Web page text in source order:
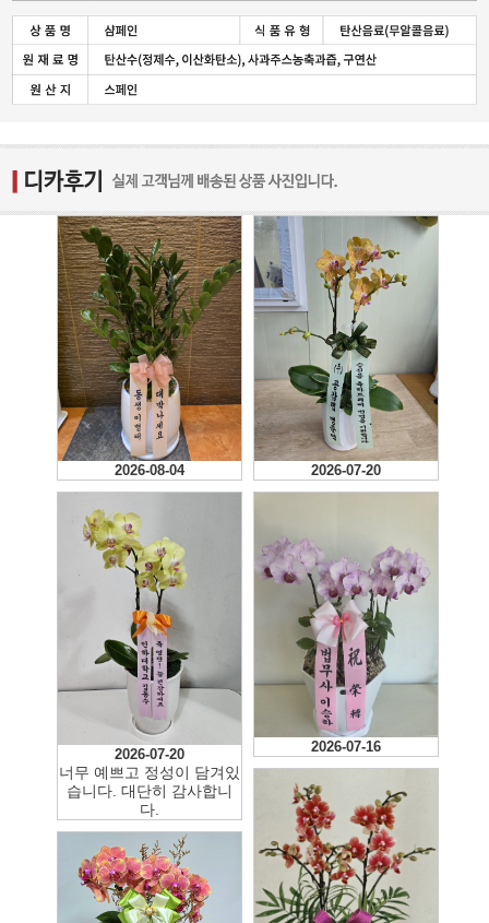
2026-08-04 2026-07-20
2026-07-20
너무 예쁘고 정성이 담겨있
습니다. 대단히 감사합니
다.
2026-07-16